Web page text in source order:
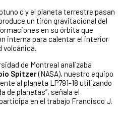
c y el planeta terrestre pasan
un tirón gravitacional del
en su órbita que
interna para calentar el interior
volcánica.
de Montreal analizaba
Spitzer(NASA), nuestro equipo
al planeta LP791-18 utilizando
de planetas”, señala el
en el trabajo Francisco J.